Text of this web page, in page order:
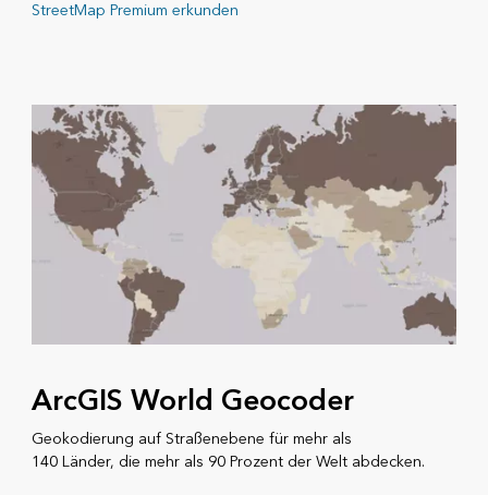
StreetMap Premium erkunden
ArcGIS World Geocoder
Geokodierung auf Straßenebene für mehr als
140 Länder, die mehr als 90 Prozent der Welt abdecken.